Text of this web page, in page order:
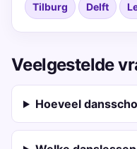
Tilburg Delft
Veelgestelde
Hoeveel